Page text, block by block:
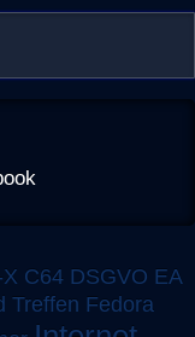
C64 DSGVO EA
Treffen Fedora